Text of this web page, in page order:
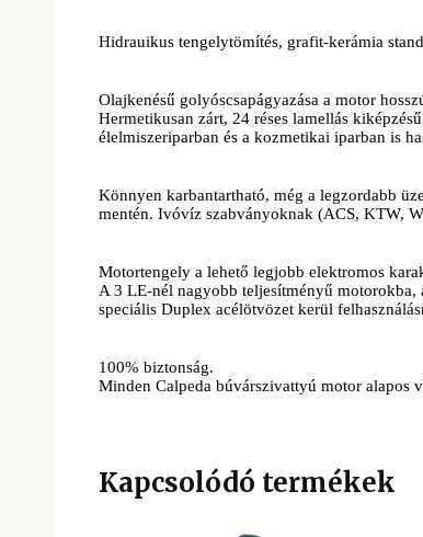
Hidrauikus tengelytömítés, grafit-kerámia
Olajkenésű golyóscsapágyazása a motor
Hermetikusan zárt, 24 réses lamellás
élelmiszeriparban és a kozmetikai iparban is
Könnyen karbantartható, még a legzordabb
mentén. Ivóvíz szabványoknak (ACS, KTW,
Motortengely a lehető legjobb elektromos
A 3 LE-nél nagyobb teljesítményű
speciális Duplex acélötvözet kerül
100% biztonság.
Minden Calpeda búvárszivattyú motor alapos
Kapcsolódó termékek